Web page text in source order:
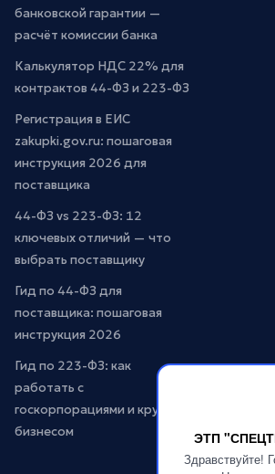
ЭТП
Здравствуйте!
банковской гарантии —
расчёт комиссии банка
Калькулятор НДС 22% для
контрактов 44-ФЗ и 223-ФЗ
Регистрация в ЕИС
zakupki.gov.ru: пошаговая
инструкция 2026 для
поставщика
44-ФЗ vs 223-ФЗ: 12
ключевых отличий — что
выбрать поставщику
Гид по 44-ФЗ для
поставщика: пошаговая
инструкция 2026
Гид по 223-ФЗ: как
работать с
госкорпорациями и крупным
бизнесом